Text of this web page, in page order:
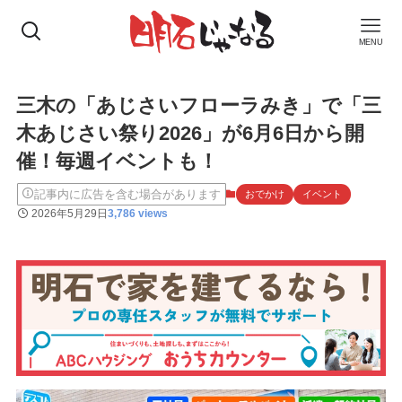
MENU
三木の「あじさいフローラみき」で「三
木あじさい祭り2026」が6月6日から開
催！毎週イベントも！
記事内に広告を含む場合があります おでかけ イベント
2026年5月29日3,786 views